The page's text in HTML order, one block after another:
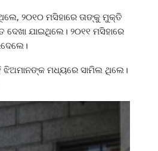
୨୦୧୦ ମସିହାରେ ତାଙ୍କୁ ମୁକ୍ତି
ଯାଇଥିଲେ। ୨୦୧୧ ମସିହାରେ
ମଧ୍ୟରେ ସାମିଲ ଥିଲେ।